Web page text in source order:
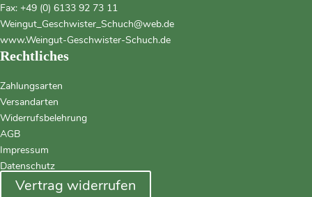
Fax: +49 (0) 6133 92 73 11
Weingut_Geschwister_Schuch@web.de
www.Weingut-Geschwister-Schuch.de
Rechtliches
Zahlungsarten
Versandarten
Widerrufsbelehrung
AGB
Impressum
Datenschutz
Vertrag widerrufen